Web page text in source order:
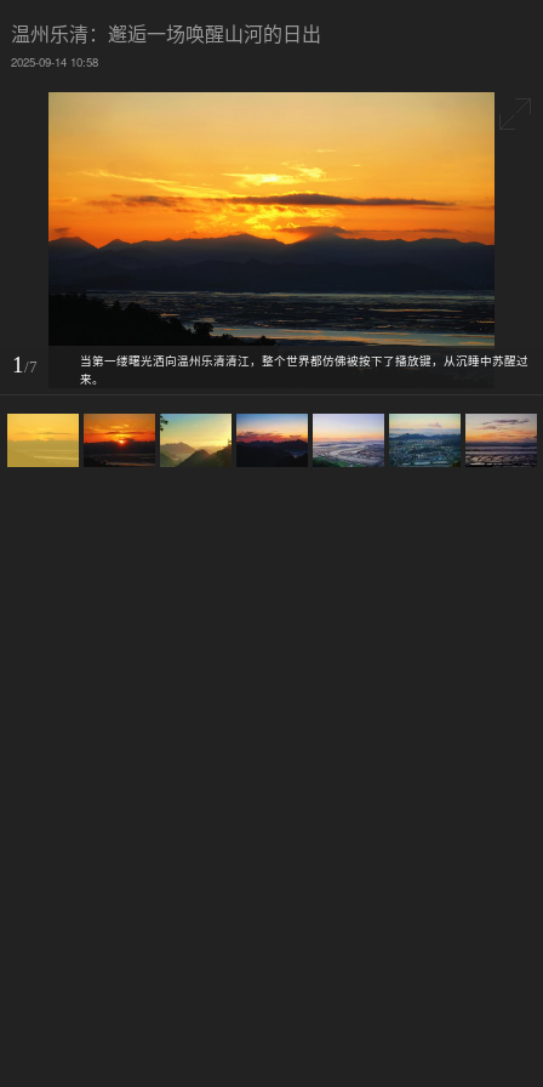
温州乐清：邂逅一场唤醒山河的日出
2025-09-14 10:58
1/7
当第一缕曙光洒向温州乐清清江，整个世界都仿佛被按下了播放键，从沉睡中苏醒过
来。